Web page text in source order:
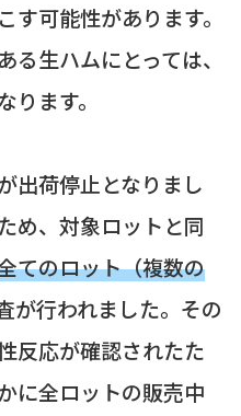
可能性があります。
生ハムにとっては、
ります。
出荷停止となりまし
め、対象ロットと同
てのロット（複数の
が行われました。その
反応が確認されたた
に全ロットの販売中